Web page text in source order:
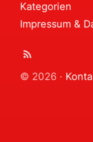
Kategorien
Impressum &
© 2026 ·